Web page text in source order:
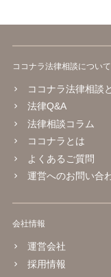
ココナラ法律相談について
ココナラ法律相談
法律Q&A
法律相談コラム
ココナラとは
よくあるご質問
運営へのお問い合
会社情報
運営会社
採用情報